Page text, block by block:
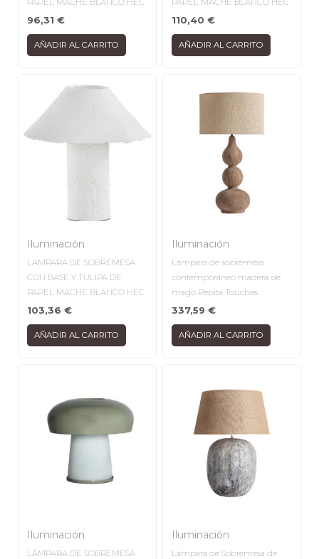
PAPEL MACHE BLANCO HEC
96,31€
AÑADIR AL CARRITO
PAPEL MACHE BLANCO HEC
110,40 €
AÑADIR AL CARRITO
Iluminación
LAMPARA DE SOBREMESA
CON BASE Y TULIPA DE
PAPEL MACHE BLANCO HEC
103,36€
AÑADIR AL CARRITO
Iluminación
Lámpara de sobremesa
contemporáneo madera de
mago Pepita Touches
337,59 €
AÑADIR AL CARRITO
Iluminación
LÁMPARA DE SOBREMESA
Iluminación
Lámpara de Sobremesa de